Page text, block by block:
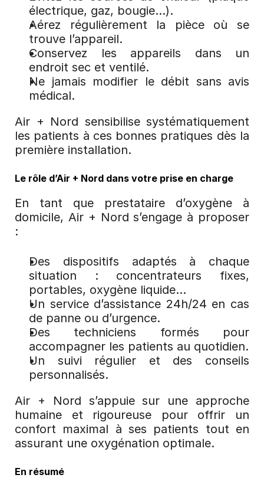
électrique, gaz, bougie…).
Aérez régulièrement la pièce où se
trouve l’appareil.
Conservez les appareils dans un
endroit sec et ventilé.
Ne jamais modifier le débit sans avis
médical.
Air + Nord sensibilise systématiquement
les patients à ces bonnes pratiques dès la
première installation.
Le rôle d’Air + Nord dans votre prise en charge
En tant que prestataire d’oxygène à
domicile, Air + Nord s’engage à proposer
:
Des dispositifs adaptés à chaque
situation : concentrateurs fixes,
portables, oxygène liquide…
Un service d’assistance 24h/24 en cas
de panne ou d’urgence.
Des techniciens formés pour
accompagner les patients au quotidien.
Un suivi régulier et des conseils
personnalisés.
Air + Nord s’appuie sur une approche
humaine et rigoureuse pour offrir un
confort maximal à ses patients tout en
assurant une oxygénation optimale.
En résumé